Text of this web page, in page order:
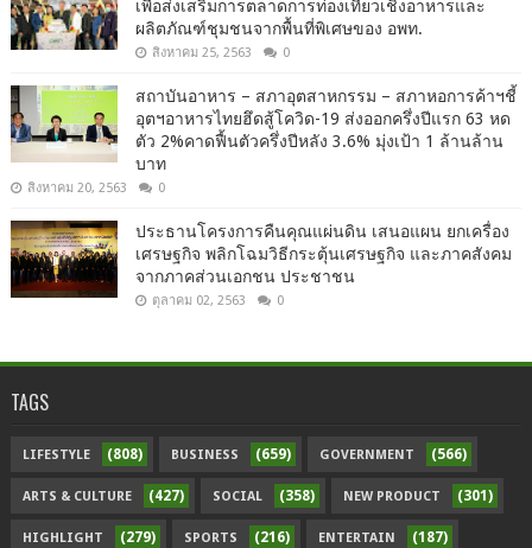
เพื่อส่งเสริมการตลาดการท่องเที่ยวเชิงอาหารและ
ผลิตภัณฑ์ชุมชนจากพื้นที่พิเศษของ อพท.
สิงหาคม 25, 2563 0
สถาบันอาหาร – สภาอุตสาหกรรม – สภาหอการค้าฯชี้
อุตฯอาหารไทยฮึดสู้โควิด-19 ส่งออกครึ่งปีแรก 63 หด
ตัว 2%คาดฟื้นตัวครึ่งปีหลัง 3.6% มุ่งเป้า 1 ล้านล้าน
บาท
สิงหาคม 20, 2563 0
ประธานโครงการคืนคุณแผ่นดิน เสนอแผน ยกเครื่อง
เศรษฐกิจ พลิกโฉมวิธีกระตุ้นเศรษฐกิจ และภาคสังคม
จากภาคส่วนเอกชน ประชาชน
ตุลาคม 02, 2563 0
TAGS
LIFESTYLE (808) BUSINESS (659) GOVERNMENT (566)
ARTS & CULTURE (427) SOCIAL (358) NEW PRODUCT (301)
HIGHLIGHT (279) SPORTS (216) ENTERTAIN (187)